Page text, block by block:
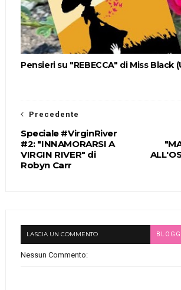
Pensieri su "REBECCA" di Miss Black
Precedente
Speciale #VirginRiver
#2: "INNAMORARSI A
VIRGIN RIVER" di
Robyn Carr
LASCIA UN COMMENTO
Nessun Commento: